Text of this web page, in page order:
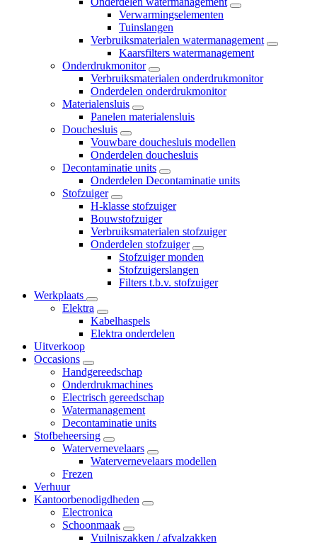
Verwarmingselementen
Tuinslangen
Verbruiksmaterialen watermanagement
Kaarsfilters watermanagement
Onderdrukmonitor
Verbruiksmaterialen onderdrukmonitor
Onderdelen onderdrukmonitor
Materialensluis
Panelen materialensluis
Douchesluis
Vouwbare douchesluis modellen
Onderdelen douchesluis
Decontaminatie units
Onderdelen Decontaminatie units
Stofzuiger
H-klasse stofzuiger
Bouwstofzuiger
Verbruiksmaterialen stofzuiger
Onderdelen stofzuiger
Stofzuiger monden
Stofzuigerslangen
Filters t.b.v. stofzuiger
Werkplaats
Elektra
Kabelhaspels
Elektra onderdelen
Uitverkoop
Occasions
Handgereedschap
Onderdrukmachines
Electrisch gereedschap
Watermanagement
Decontaminatie units
Stofbeheersing
Watervernevelaars
Watervernevelaars modellen
Frezen
Verhuur
Kantoorbenodigdheden
Electronica
Schoonmaak
Vuilniszakken / afvalzakken